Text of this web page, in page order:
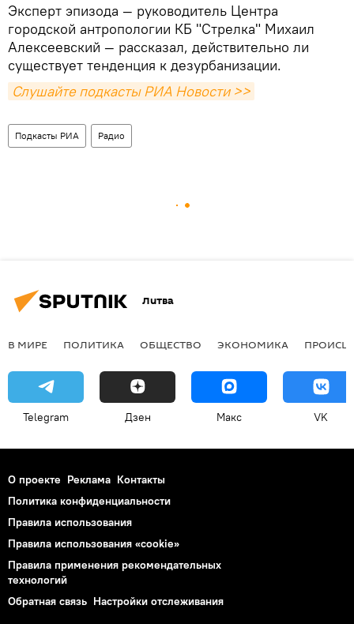
Эксперт эпизода — руководитель Центра
городской антропологии КБ "Стрелка" Михаил
Алексеевский — рассказал, действительно ли
существует тенденция к дезурбанизации.
Слушайте подкасты РИА Новости >>
Подкасты РИА Радио
Литва
В МИРЕ ПОЛИТИКА ОБЩЕСТВО ЭКОНОМИКА
Telegram Дзен Макс VK
О проекте Реклама Контакты
Политика конфиденциальности
Правила использования
Правила использования «cookie»
Правила применения рекомендательных
технологий
Обратная связь Настройки отслеживания